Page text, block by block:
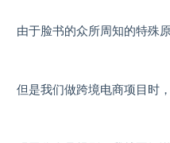
由于脸书的众所周知的特殊
但是我们做跨境电商项目时